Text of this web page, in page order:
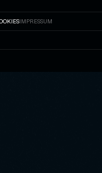
IMPRESSUM